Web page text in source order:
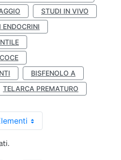
STUDI IN VIVO
ENDOCRINI
BISFENOLO A
TELARCA PREMATURO